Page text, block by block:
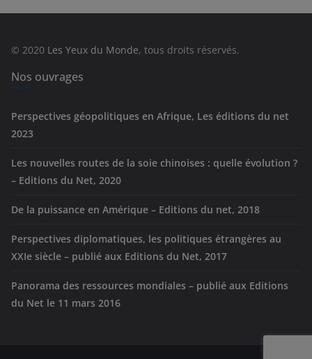
e
© 2020 Les Yeux du Monde, tous droits réservés.
Nos ouvrages
Perspectives géopolitiques en Afrique, Les éditions du net
2023
Les nouvelles routes de la soie chinoises : quelle évolution ?
– Editions du Net, 2020
De la puissance en Amérique – Editions du net, 2018
Perspectives diplomatiques, les politiques étrangères au
XXIe siècle – publié aux Editions du Net, 2017
Panorama des ressources mondiales – publié aux Editions
du Net le 11 mars 2016